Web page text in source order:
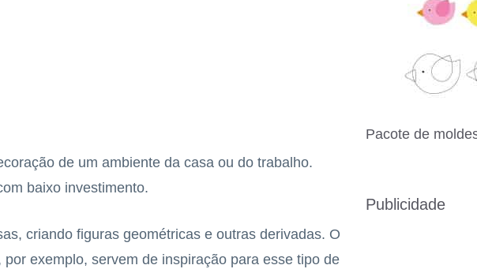
de um ambiente da casa ou do trabalho.
baixo investimento.
criando figuras geométricas e outras derivadas. O
exemplo, servem de inspiração para esse tipo de
Pacote de
Publicidade